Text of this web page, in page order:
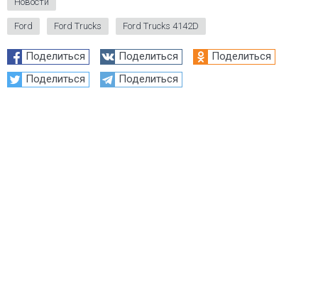
Ford Ford Trucks Ford Trucks 4142D
Поделиться Поделиться
Поделиться
Поделиться
Поделиться